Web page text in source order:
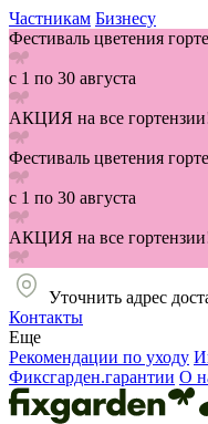
Частникам Бизнесу
Фестиваль цветения
с 1 по 30 августа
АКЦИЯ на все
Фестиваль цветения
с 1 по 30 августа
АКЦИЯ на все
Уточнить адрес
Контакты
Еще
Рекомендации по уходу
Фиксгарден.гарантии О